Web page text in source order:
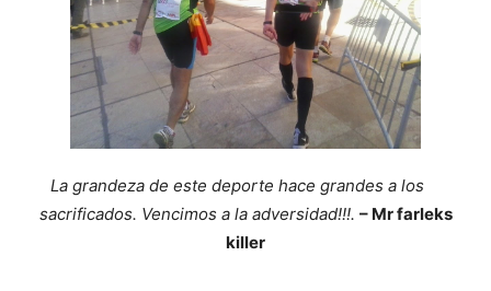
La grandeza de este deporte hace grandes a los
sacrificados. Vencimos a la adversidad!!!. – Mr farleks
killer